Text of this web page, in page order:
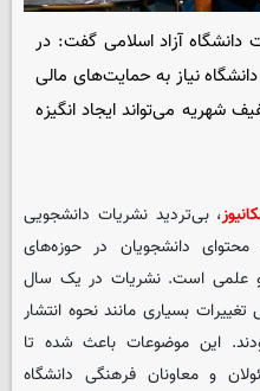
دانشگاه آزاد اسلامی گفت: در
نیاز به حمایت‌های مالی
شهریه می‌تواند ایجاد انگیزه
، بی‌تردید نشریات دانشجویی
محتوای دانشجویان در حوزه‌های
علمی است. نشریات در یک سال
بسیاری مانند نحوه انتشار
این موضوعات باعث شده تا
و معاونان فرهنگی دانشگاه